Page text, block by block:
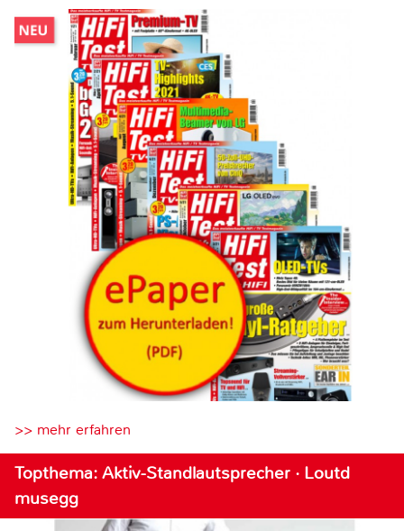
>> mehr erfahren
Topthema: Aktiv-Standlautsprecher · Loutd
musegg